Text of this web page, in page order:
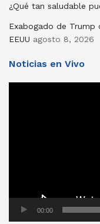
¿Qué tan saludable
Exabogado de
EEUU agosto 8, 2026
Noticias en Vivo
00:00